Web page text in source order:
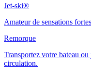
Jet-ski®
Amateur de sensations
Remorque
Transportez votre bateau
circulation.